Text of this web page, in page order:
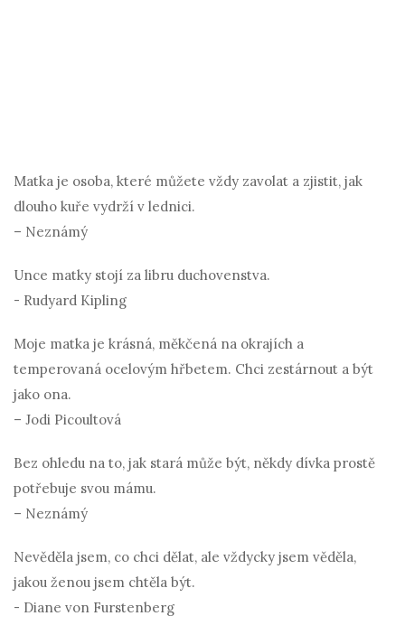
Matka je osoba, které můžete vždy zavolat a zjistit, jak
dlouho kuře vydrží v lednici.
– Neznámý
Unce matky stojí za libru duchovenstva.
- Rudyard Kipling
Moje matka je krásná, měkčená na okrajích a
temperovaná ocelovým hřbetem. Chci zestárnout a být
jako ona.
– Jodi Picoultová
Bez ohledu na to, jak stará může být, někdy dívka prostě
potřebuje svou mámu.
– Neznámý
Nevěděla jsem, co chci dělat, ale vždycky jsem věděla,
jakou ženou jsem chtěla být.
- Diane von Furstenberg